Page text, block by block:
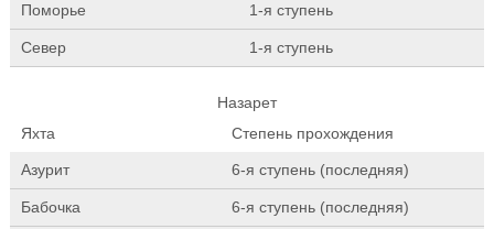
Поморье 1-я ступень
Север 1-я ступень
Назарет
Яхта
Степень прохождения
Азурит 6-я ступень (последняя)
Бабочка 6-я ступень (последняя)